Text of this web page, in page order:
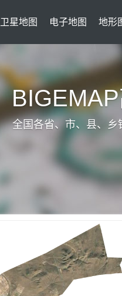
卫星地图 电子地图 地形
全国各省、市、县、